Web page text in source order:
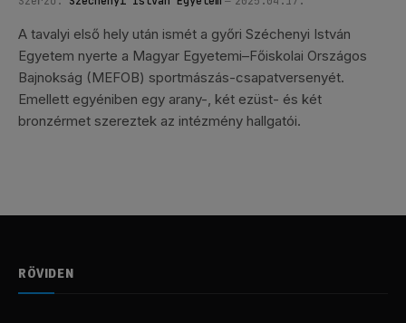
A tavalyi első hely után ismét a győri Széchenyi István
Egyetem nyerte a Magyar Egyetemi–Főiskolai Országos
Bajnokság (MEFOB) sportmászás-csapatversenyét.
Emellett egyéniben egy arany-, két ezüst- és két
bronzérmet szereztek az intézmény hallgatói.
RÖVIDEN